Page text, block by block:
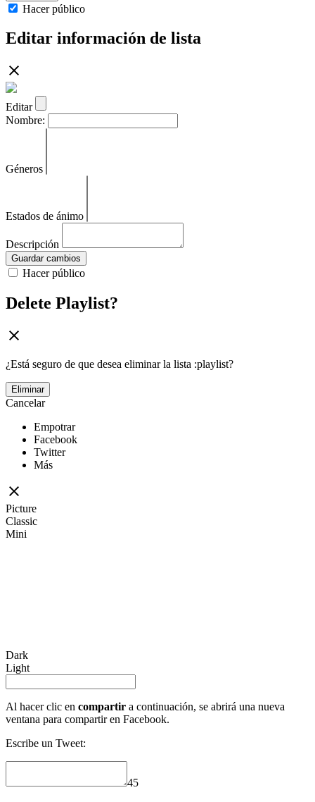
Hacer público
Editar información de lista
Editar
Nombre:
Géneros
Estados de ánimo
Descripción
Guardar cambios
Hacer público
Delete Playlist?
¿Está seguro de que desea eliminar la lista :playlist?
Eliminar
Cancelar
Empotrar
Facebook
Twitter
Más
Picture
Classic
Mini
Dark
Light
Al hacer clic en compartir a continuación, se abrirá una nueva
ventana para compartir en Facebook.
Escribe un Tweet:
45